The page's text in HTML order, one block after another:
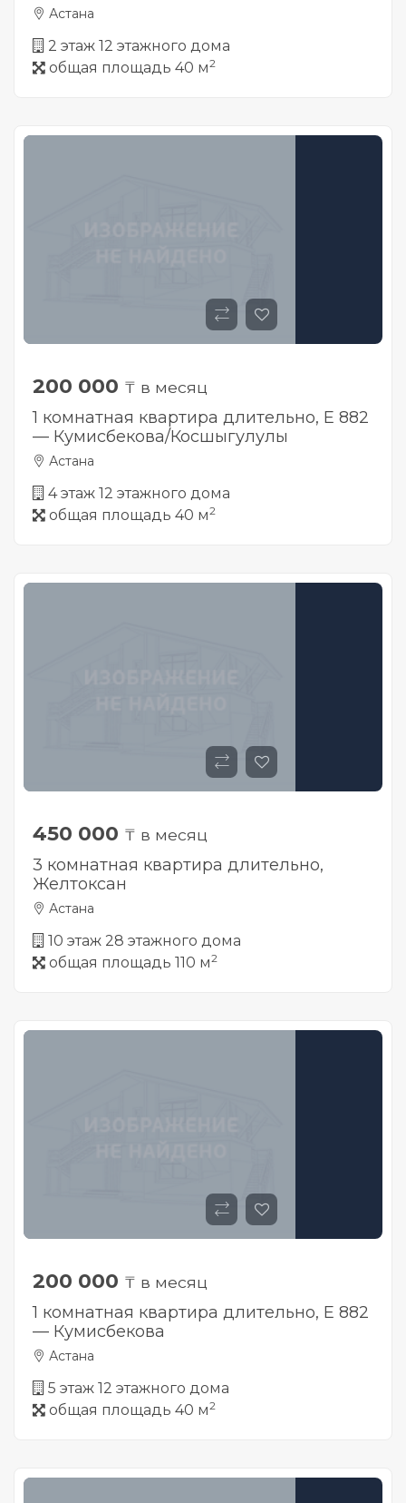
Астана
2 этаж 12 этажного дома
общая площадь 40 м2
200 000 ₸ в месяц
1 комнатная квартира длительно, Е 882
— Кумисбекова/Косшыгулулы
Астана
4 этаж 12 этажного дома
общая площадь 40 м2
450 000 ₸ в месяц
3 комнатная квартира длительно,
Желтоксан
Астана
10 этаж 28 этажного дома
общая площадь 110 м2
200 000 ₸ в месяц
1 комнатная квартира длительно, Е 882
— Кумисбекова
Астана
5 этаж 12 этажного дома
общая площадь 40 м2